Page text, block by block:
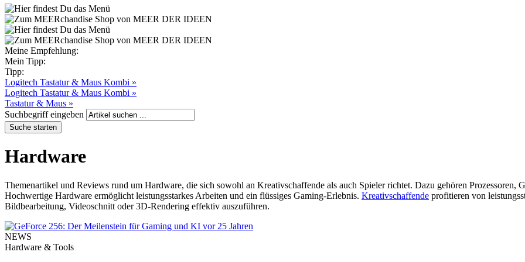
Meine Empfehlung:
Mein Tipp:
Tipp:
Logitech Tastatur & Maus Kombi »
Logitech Tastatur & Maus Kombi »
Tastatur & Maus »
Suchbegriff eingeben
Hardware
Themenartikel und Reviews rund um Hardware, die sich sowohl an Kreativschaffende als auch Spieler richtet. Dazu gehören Prozessoren,
Hochwertige Hardware ermöglicht leistungsstarkes Arbeiten und ein flüssiges Gaming-Erlebnis. Kreativschaffende profitieren von
Bildbearbeitung, Videoschnitt oder 3D-Rendering effektiv auszuführen.
NEWS
Hardware & Tools